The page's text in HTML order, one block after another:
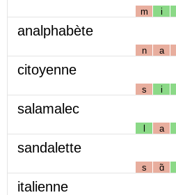
m i
analphabète
n a
citoyenne
s i
salamalec
l a
sandalette
s ɑ̃
italienne